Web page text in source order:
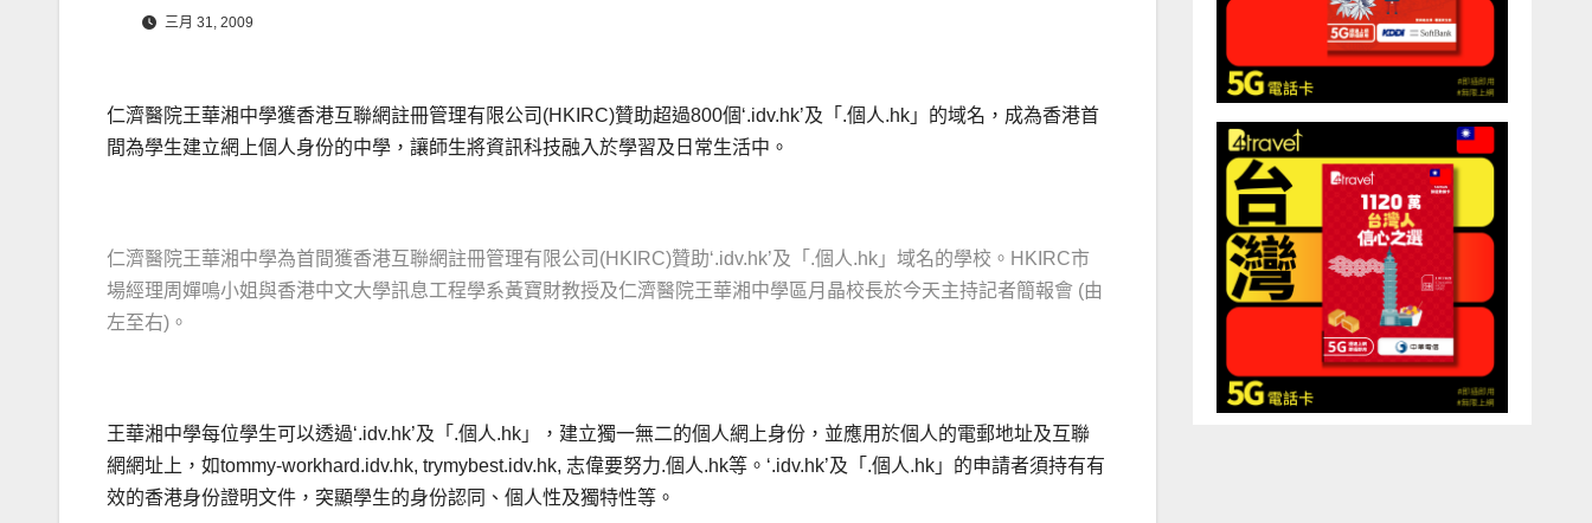
三月 31, 2009
仁濟醫院王華湘中學獲香港互聯網註冊管理有限公司(HKIRC)贊助超過800個‘.idv.hk’及「.個人.hk」的域名，成為香港首
間為學生建立網上個人身份的中學，讓師生將資訊科技融入於學習及日常生活中。
仁濟醫院王華湘中學為首間獲香港互聯網註冊管理有限公司(HKIRC)贊助‘.idv.hk’及「.個人.hk」域名的學校。HKIRC市
場經理周嬋鳴小姐與香港中文大學訊息工程學系黃寶財教授及仁濟醫院王華湘中學區月晶校長於今天主持記者簡報會 (由
左至右)。
王華湘中學每位學生可以透過‘.idv.hk’及「.個人.hk」，建立獨一無二的個人網上身份，並應用於個人的電郵地址及互聯
網網址上，如tommy-workhard.idv.hk, trymybest.idv.hk, 志偉要努力.個人.hk等。‘.idv.hk’及「.個人.hk」的申請者須持有有
效的香港身份證明文件，突顯學生的身份認同、個人性及獨特性等。